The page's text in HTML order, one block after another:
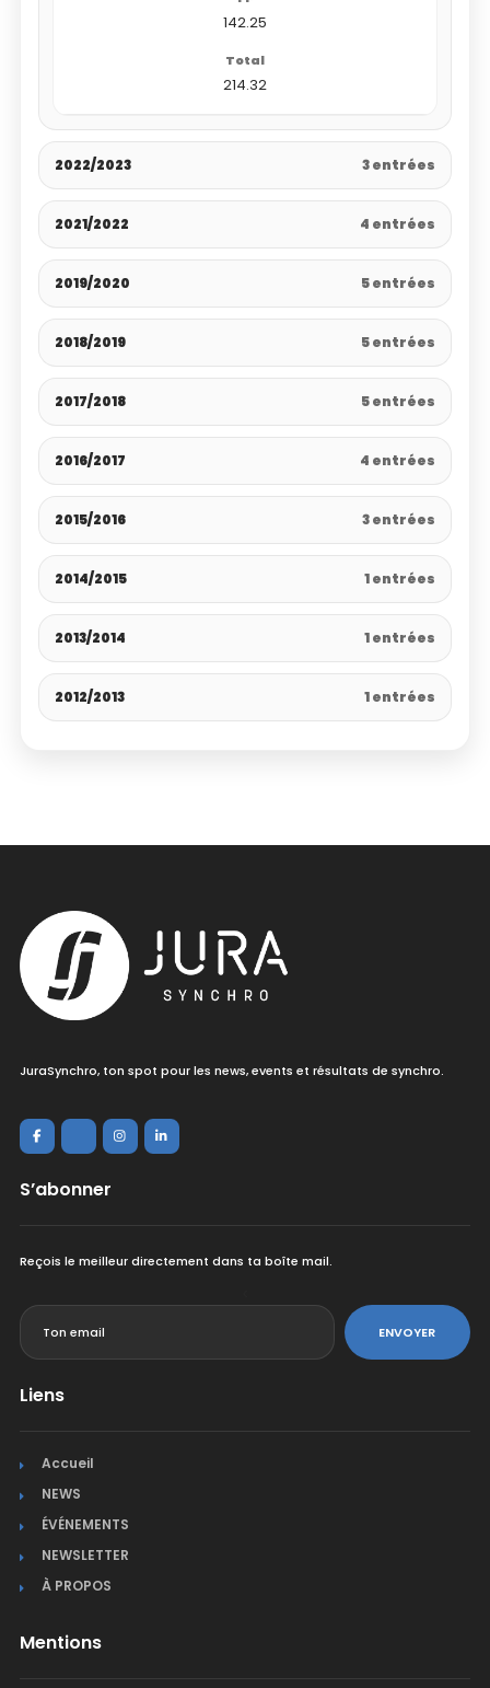
142.25
214.32
2022/2023 3 entrées
2021/2022 4 entrées
2019/2020 5 entrées
2018/2019 5 entrées
2017/2018 5 entrées
2016/2017 4 entrées
2015/2016 3 entrées
2014/2015 1 entrées
2013/2014 1 entrées
2012/2013 1 entrées
JuraSynchro, ton spot pour les news, events et résultats de synchro.
S’abonner
Reçois le meilleur directement dans ta boîte mail.
ENVOYER
Liens
Accueil
NEWS
ÉVÉNEMENTS
NEWSLETTER
À PROPOS
Mentions